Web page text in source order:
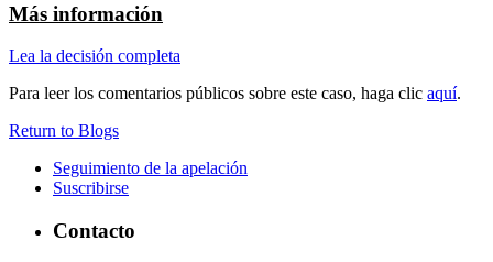
Más información
Lea la decisión completa
Para leer los comentarios públicos sobre este caso, haga clic aquí.
Return to Blogs
Seguimiento de la apelación
Suscribirse
Contacto